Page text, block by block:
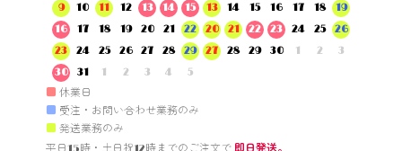
9
10 11 12 13 14
15
16
17 18 19 20 21
22
23
24 25 26 27 28
29
30
31 1 2 3 4 5
13
14 15 16 17 18
19
20
21 22 23 24 25
26
27
28 29 30 1 2 3
■ 休業日
■ 受注・お問い合わせ業務のみ
■ 発送業務のみ